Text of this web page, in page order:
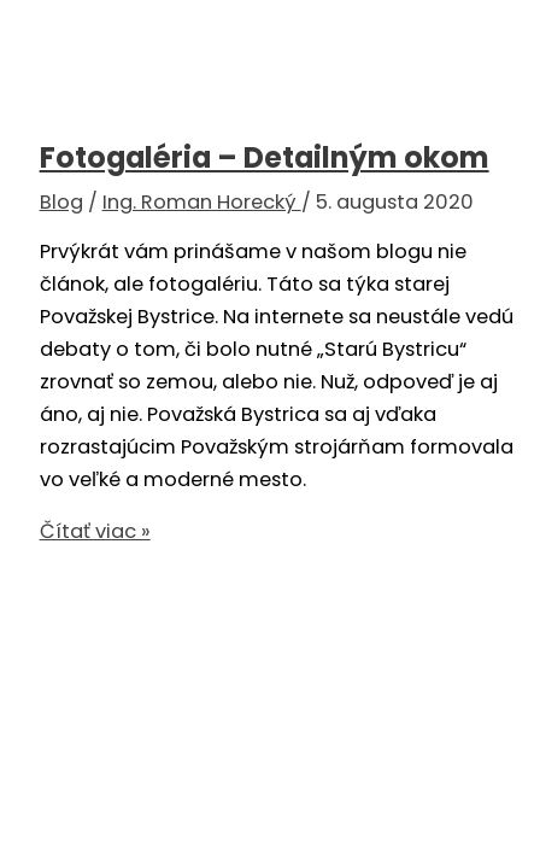
Fotogaléria – Detailným okom
Blog / Ing. Roman Horecký / 5. augusta 2020
Prvýkrát vám prinášame v našom blogu nie
článok, ale fotogalériu. Táto sa týka starej
Považskej Bystrice. Na internete sa neustále vedú
debaty o tom, či bolo nutné „Starú Bystricu“
zrovnať so zemou, alebo nie. Nuž, odpoveď je aj
áno, aj nie. Považská Bystrica sa aj vďaka
rozrastajúcim Považským strojárňam formovala
vo veľké a moderné mesto.
Fotogaléria
Čítať viac »